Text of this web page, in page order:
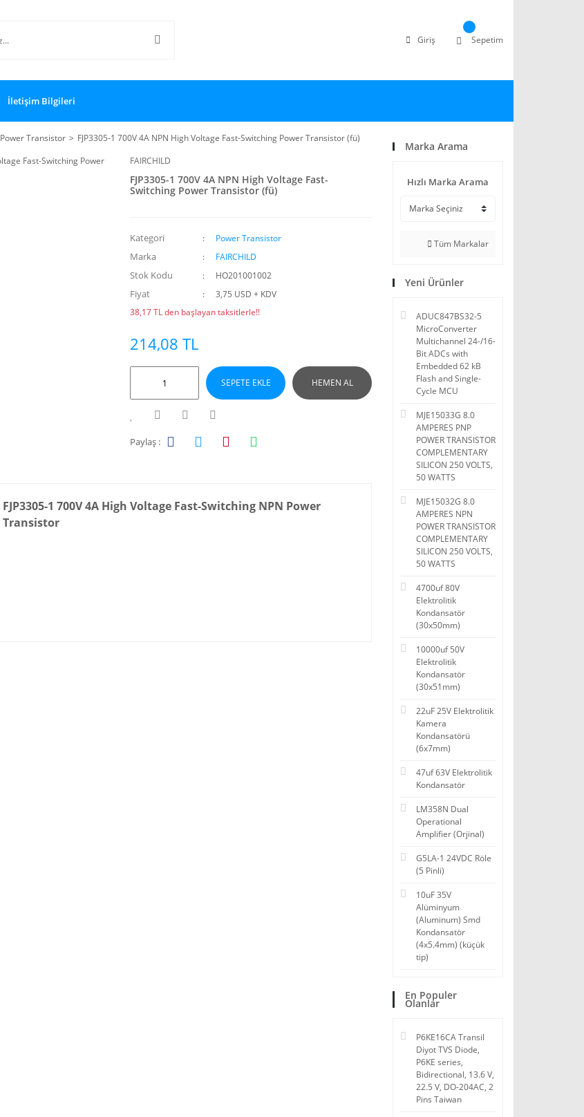
Giriş Sepetim
İletişim Bilgileri
Power Transistor
FJP3305-1 700V 4A NPN High Voltage Fast-Switching Power Transistor (fü)
FAIRCHILD
FJP3305-1 700V 4A NPN High Voltage Fast-
Switching Power Transistor (fü)
Kategori Power Transistor
Marka FAIRCHILD
Stok Kodu HO201001002
Fiyat
3,75 USD + KDV
38,17 TL den başlayan taksitlerle!!
214,08 TL
SEPETE EKLE HEMEN AL
Paylaş :
FJP3305-1 700V 4A High Voltage Fast-Switching NPN Power
Transistor
Marka Arama
Hızlı Marka Arama
Tüm Markalar
Yeni Ürünler
ADUC847BS32-5
MicroConverter
Multichannel 24-/16-
Bit ADCs with
Embedded 62 kB
Flash and Single-
Cycle MCU
MJE15033G 8.0
AMPERES PNP
POWER TRANSISTOR
COMPLEMENTARY
SILICON 250 VOLTS,
50 WATTS
MJE15032G 8.0
AMPERES NPN
POWER TRANSISTOR
COMPLEMENTARY
SILICON 250 VOLTS,
50 WATTS
4700uf 80V
Elektrolitik
Kondansatör
(30x50mm)
10000uf 50V
Elektrolitik
Kondansatör
(30x51mm)
22uF 25V Elektrolitik
Kamera
Kondansatörü
(6x7mm)
47uf 63V Elektrolitik
Kondansatör
LM358N Dual
Operational
Amplifier (Orjinal)
G5LA-1 24VDC Röle
(5 Pinli)
10uF 35V
Alüminyum
(Aluminum) Smd
Kondansatör
(4x5.4mm) (küçük
tip)
En Populer
Olanlar
P6KE16CA Transil
Diyot TVS Diode,
P6KE series,
Bidirectional, 13.6 V,
22.5 V, DO-204AC, 2
Pins Taiwan